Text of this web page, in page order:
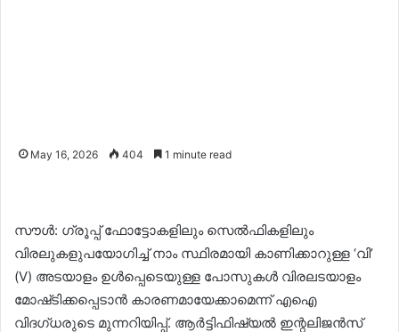
May 16, 2026 404 1 minute read
സൗൾ: ഗ്രൂപ്പ് ഫോട്ടോകളിലും സെൽഫികളിലും
വിരലുകളുപയോഗിച്ച് നാം സ്ഥിരമായി കാണിക്കാറുള്ള ‘വി’
(V) അടയാളം ഉൾപ്പെടെയുള്ള പോസുകൾ വിരലടയാളം
മോഷ്‌ടിക്കപ്പെടാൻ കാരണമായേക്കാമെന്ന് എഐ
വിദഗ്ധരുടെ മുന്നറിയിപ്പ്. ആർട്ടിഫിഷ്യൽ ഇന്റലിജൻസ്